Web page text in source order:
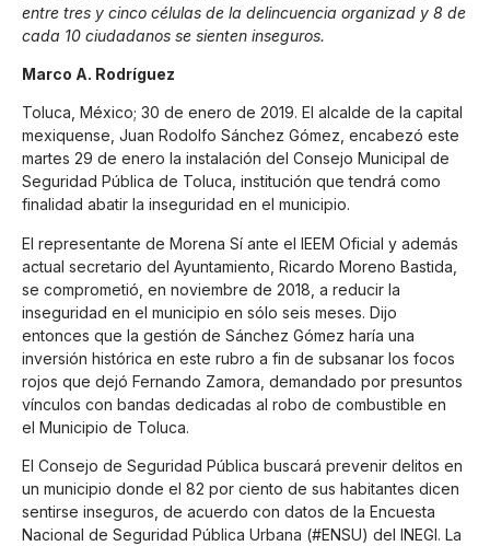
entre tres y cinco células de la delincuencia organizad y 8 de
cada 10 ciudadanos se sienten inseguros.
Marco A. Rodríguez
Toluca, México; 30 de enero de 2019. El alcalde de la capital
mexiquense, Juan Rodolfo Sánchez Gómez, encabezó este
martes 29 de enero la instalación del Consejo Municipal de
Seguridad Pública de Toluca, institución que tendrá como
finalidad abatir la inseguridad en el municipio.
El representante de Morena Sí ante el IEEM Oficial y además
actual secretario del Ayuntamiento, Ricardo Moreno Bastida,
se comprometió, en noviembre de 2018, a reducir la
inseguridad en el municipio en sólo seis meses. Dijo
entonces que la gestión de Sánchez Gómez haría una
inversión histórica en este rubro a fin de subsanar los focos
rojos que dejó Fernando Zamora, demandado por presuntos
vínculos con bandas dedicadas al robo de combustible en
el Municipio de Toluca.
El Consejo de Seguridad Pública buscará prevenir delitos en
un municipio donde el 82 por ciento de sus habitantes dicen
sentirse inseguros, de acuerdo con datos de la Encuesta
Nacional de Seguridad Pública Urbana (#ENSU) del INEGI. La